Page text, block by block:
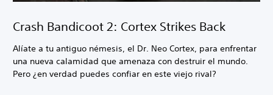
Crash Bandicoot 2: Cortex Strikes Back
Alíate a tu antiguo némesis, el Dr. Neo Cortex, para enfrentar
una nueva calamidad que amenaza con destruir el mundo.
Pero ¿en verdad puedes confiar en este viejo rival?